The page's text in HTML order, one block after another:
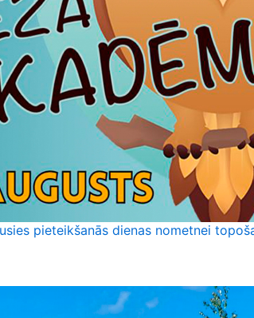
pieteikšanās dienas nometnei